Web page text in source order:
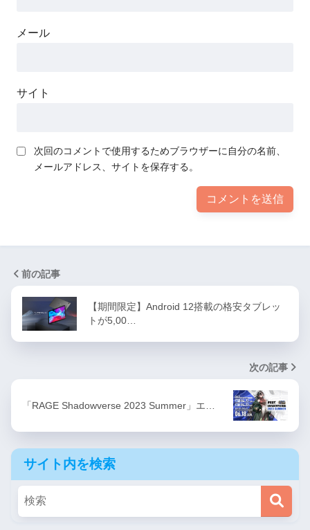
メール
サイト
次回のコメントで使用するためブラウザーに自分の名前、
メールアドレス、サイトを保存する。
前の記事
【期間限定】Android 12搭載の格安タブレッ
トが5,00…
次の記事
「RAGE Shadowverse 2023 Summer」エ…
サイト内を検索